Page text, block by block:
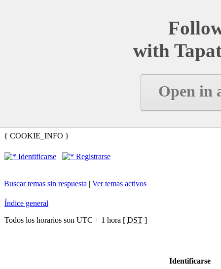
with
Open in
{ COOKIE_INFO }
Identificarse Registrarse
Buscar temas sin respuesta | Ver temas activos
Índice general
Todos los horarios son UTC + 1 hora [ DST ]
Identificarse